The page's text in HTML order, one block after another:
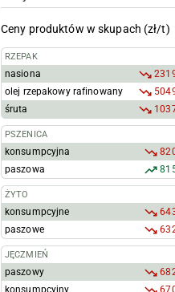
Ceny produktów w skupach (zł/t)
RZEPAK
nasiona
olej rzepakowy rafinowany
śruta
PSZENICA
konsumpcyjna
paszowa
ŻYTO
konsumpcyjne
paszowe
JĘCZMIEŃ
paszowy